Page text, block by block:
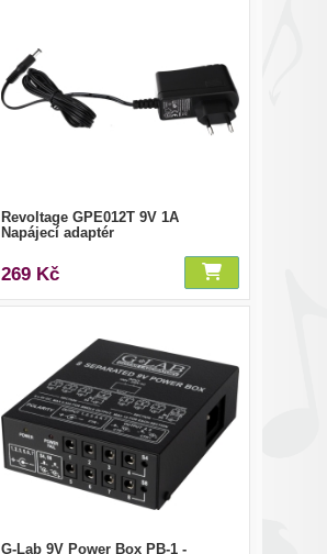
Revoltage GPE012T 9V 1A
Napájecí adaptér
269 Kč
G-Lab 9V Power Box PB-1 -